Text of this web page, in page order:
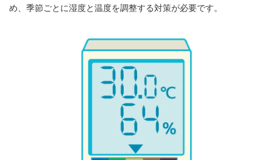
め、季節ごとに湿度と温度を調整する対策が必要です。